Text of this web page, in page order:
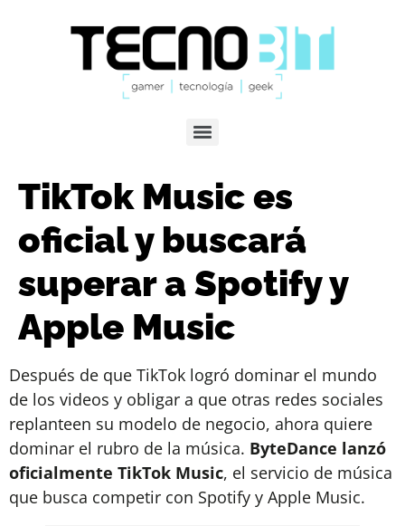
TikTok Music es
oficial y buscará
superar a Spotify y
Apple Music
Después de que TikTok logró dominar el mundo
de los videos y obligar a que otras redes sociales
replanteen su modelo de negocio, ahora quiere
dominar el rubro de la música. ByteDance lanzó
oficialmente TikTok Music, el servicio de música
que busca competir con Spotify y Apple Music.